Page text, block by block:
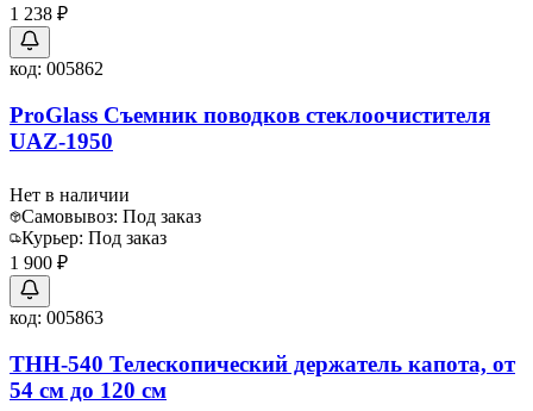
1 238 ₽
код: 005862
ProGlass Съемник поводков стеклоочистителя
UAZ-1950
Нет в наличии
Самовывоз: Под заказ
Курьер: Под заказ
1 900 ₽
код: 005863
THH-540 Телескопический держатель капота, от
54 см до 120 см